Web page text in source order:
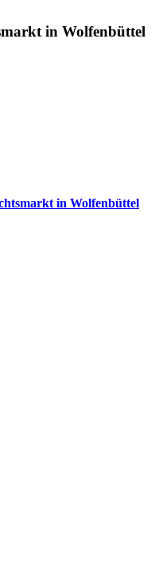
in Wolfenbüttel
in Wolfenbüttel